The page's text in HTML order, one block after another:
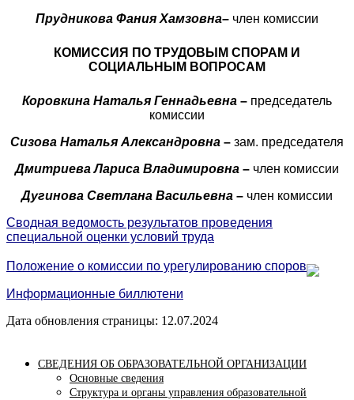
Прудникова Фания Хамзовна– член комиссии
КОМИССИЯ ПО ТРУДОВЫМ СПОРАМ И
СОЦИАЛЬНЫМ ВОПРОСАМ
Коровкина Наталья Геннадьевна – председатель
комиссии
Сизова Наталья Александровна – зам. председателя
Дмитриева Лариса Владимировна – член комиссии
Дугинова Светлана Васильевна – член комиссии
Сводная ведомость результатов проведения
специальной оценки условий труда
Положение о комиссии по урегулированию споров
Информационные биллютени
Дата обновления страницы: 12.07.2024
СВЕДЕНИЯ ОБ ОБРАЗОВАТЕЛЬНОЙ ОРГАНИЗАЦИИ
Основные сведения
Структура и органы управления образовательной